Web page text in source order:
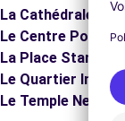
La Cathédrale
Le Centre
La Place Stanislas :
Le Quartier
Le Temple Neuf :